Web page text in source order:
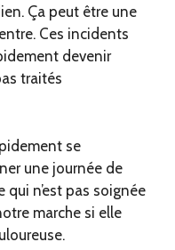
Ça peut être une
Ces incidents
devenir
traités
se
une journée de
qui n’est pas soignée
marche si elle